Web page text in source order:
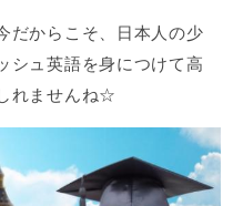
だからこそ、日本人の少
シュ英語を身につけて高
れませんね☆